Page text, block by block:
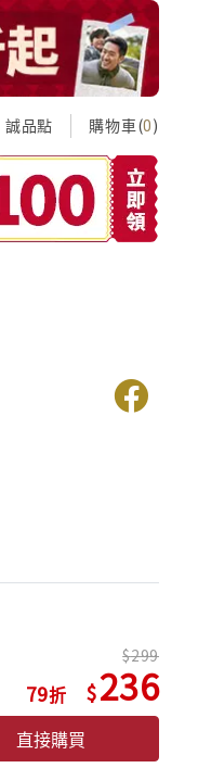
誠品點 購物車(0)
79
299
236
直接購買